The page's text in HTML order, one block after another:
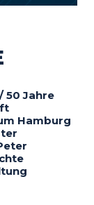
/ 50 Jahre
Hamburg